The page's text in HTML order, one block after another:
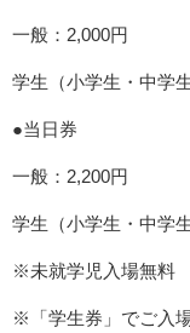
一般：2,000円
学生（小学生・中学
●当日券
一般：2,200円
学生（小学生・中学
※未就学児入場無料
※「学生券」でご入